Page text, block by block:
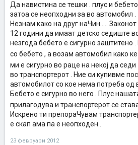
Да навистина се тешки . плус и
затоа се неопходни за во автомобил .
Незнам како на друг наЧин.....
12 години да имаат детско седиште
незгода бебето е сигурно заштитено
со бебето , а возам автомобил како
ми е сигурно во раце на некој да седи
во транспортерот . Ние си купивме
автомобилот со кое нема потреба од
Бебето е сигурно во него . Плус
прилагодува и транспортерот се
Искрено ти препораЧувам
е скап ама па е неопходен .
23 февруари 2012